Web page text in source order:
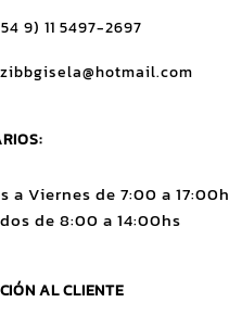
9) 11 5497-2697
a Viernes de 7:00 a
de 8:00 a 14:00hs
AL CLIENTE